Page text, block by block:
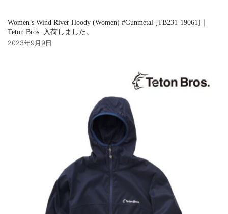
Women’s Wind River Hoody (Women) #Gunmetal [TB231-19061]｜
Teton Bros. 入荷しました。
2023年9月9日